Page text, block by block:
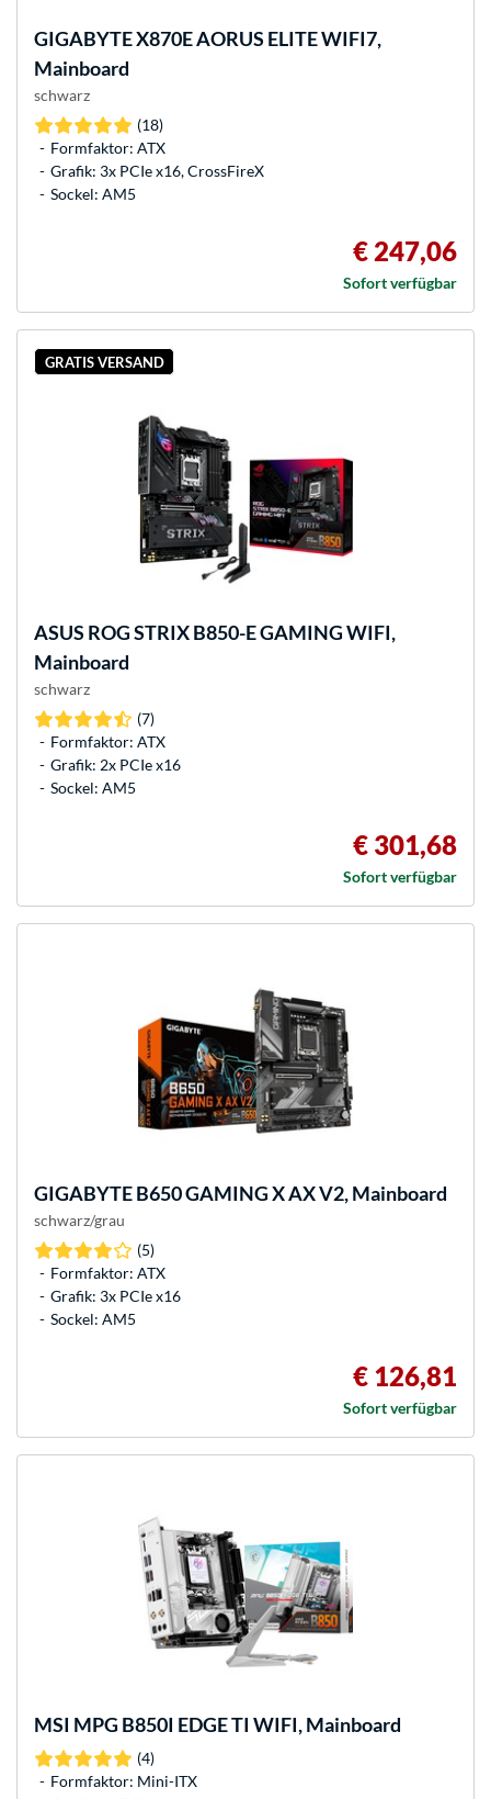
GIGABYTEX870E AORUS ELITE WIFI7,
Mainboard
schwarz
(18)
Formfaktor: ATX
Grafik: 3x PCIe x16, CrossFireX
Sockel: AM5
€ 247,06
Sofort verfügbar
GRATIS VERSAND
ASUS ROG STRIX B850-E GAMING WIFI,
Mainboard
schwarz
(7)
Formfaktor: ATX
Grafik: 2x PCIe x16
Sockel: AM5
€ 301,68
Sofort verfügbar
GIGABYTEB650 GAMING X AX V2, Mainboard
schwarz/grau
(5)
Formfaktor: ATX
Grafik: 3x PCIe x16
Sockel: AM5
€ 126,81
Sofort verfügbar
MSI MPG B850I EDGE TI WIFI, Mainboard
(4)
Formfaktor: Mini-ITX